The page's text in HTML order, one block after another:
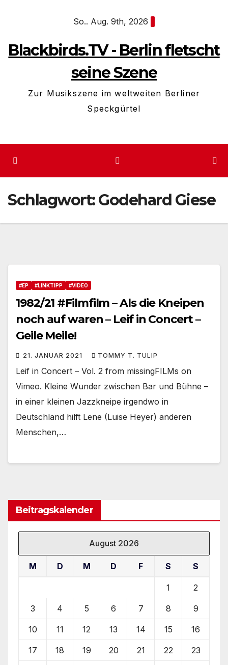
So.. Aug. 9th, 2026
Blackbirds.TV - Berlin fletscht
seine Szene
Zur Musikszene im weltweiten Berliner
Speckgürtel
Schlagwort:Godehard Giese
#EP #LINKTIPP #VIDEO
1982/21 #Filmfilm – Als die Kneipen
noch auf waren – Leif in Concert –
Geile Meile!
21. JANUAR 2021 TOMMY T. TULIP
Leif in Concert – Vol. 2 from missingFILMs on
Vimeo. Kleine Wunder zwischen Bar und Bühne –
in einer kleinen Jazzkneipe irgendwo in
Deutschland hilft Lene (Luise Heyer) anderen
Menschen,…
Beitragskalender
August 2026
M D M D F S S
1 2
3 4 5 6 7 8 9
10 11 12 13 14 15 16
17 18 19 20 21 22 23